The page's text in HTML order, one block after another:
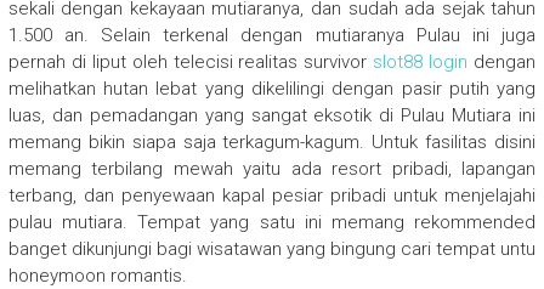
sekali dengan kekayaan mutiaranya, dan sudah ada sejak tahun
1.500 an. Selain terkenal dengan mutiaranya Pulau ini juga
pernah di liput oleh telecisi realitas survivor slot88 login dengan
melihatkan hutan lebat yang dikelilingi dengan pasir putih yang
luas, dan pemadangan yang sangat eksotik di Pulau Mutiara ini
memang bikin siapa saja terkagum-kagum. Untuk fasilitas disini
memang terbilang mewah yaitu ada resort pribadi, lapangan
terbang, dan penyewaan kapal pesiar pribadi untuk menjelajahi
pulau mutiara. Tempat yang satu ini memang rekommended
banget dikunjungi bagi wisatawan yang bingung cari tempat untu
honeymoon romantis.